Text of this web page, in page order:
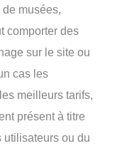
de musées,
comporter des
sur le site ou
cas les
meilleurs tarifs,
présent à titre
utilisateurs ou du